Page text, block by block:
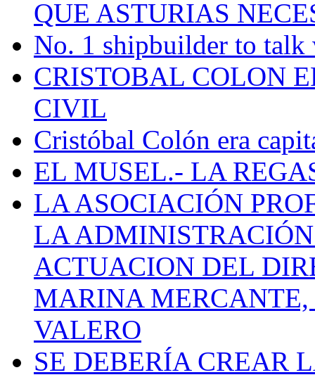
QUE ASTURIAS
No. 1 shipbuilder to talk
CRISTOBAL COLON
CIVIL
Cristóbal Colón era
EL MUSEL.- LA
LA ASOCIACIÓN
LA
ACTUACION DEL
MARINA
VALERO
SE DEBERÍA CREAR